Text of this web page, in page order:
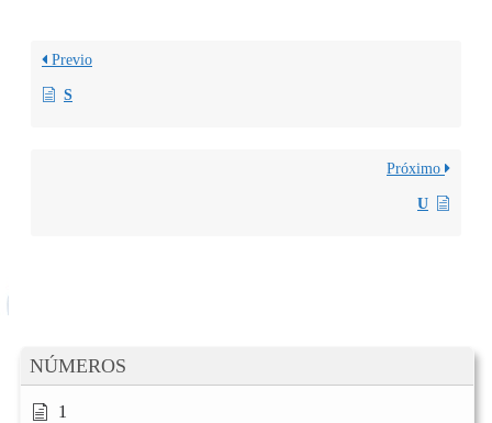
NÚMEROS
1
Previo
S
Próximo
U